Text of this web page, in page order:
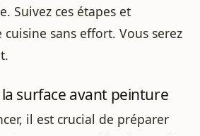
Suivez ces étapes et
sans effort. Vous serez
surface avant peinture
il est crucial de préparer